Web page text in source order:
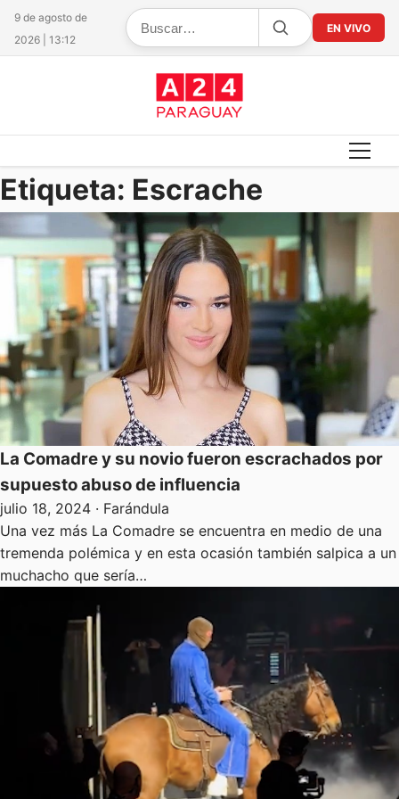
9 de agosto de
2026 | 13:12
EN VIVO
Etiqueta: Escrache
La Comadre y su novio fueron escrachados por
supuesto abuso de influencia
julio 18, 2024 · Farándula
Una vez más La Comadre se encuentra en medio de una
tremenda polémica y en esta ocasión también salpica a un
muchacho que sería…